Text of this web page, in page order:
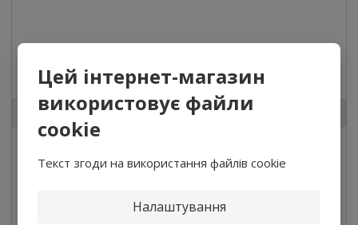
Цей інтернет-магазин
використовує файли
cookie
Текст згоди на використання файлів cookie
Налаштування
Струганий брус смерека ABC 79x79x5000 мм
465₴ без ПДВ/